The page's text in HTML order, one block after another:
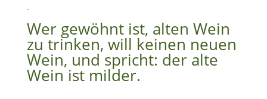
.
Wer gewöhnt ist, alten Wein
zu trinken, will keinen neuen
Wein, und spricht: der alte
Wein ist milder.